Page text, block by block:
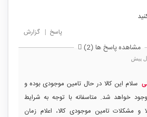
پاسخ | گزارش
مشاهده پاسخ ها (2)
سلام این کالا در حال تامین موجودی بوده و
خواهد شد. متاسفانه با توجه به شرایط
و مشکلات تامین موجودی کالا، اعلام زمان